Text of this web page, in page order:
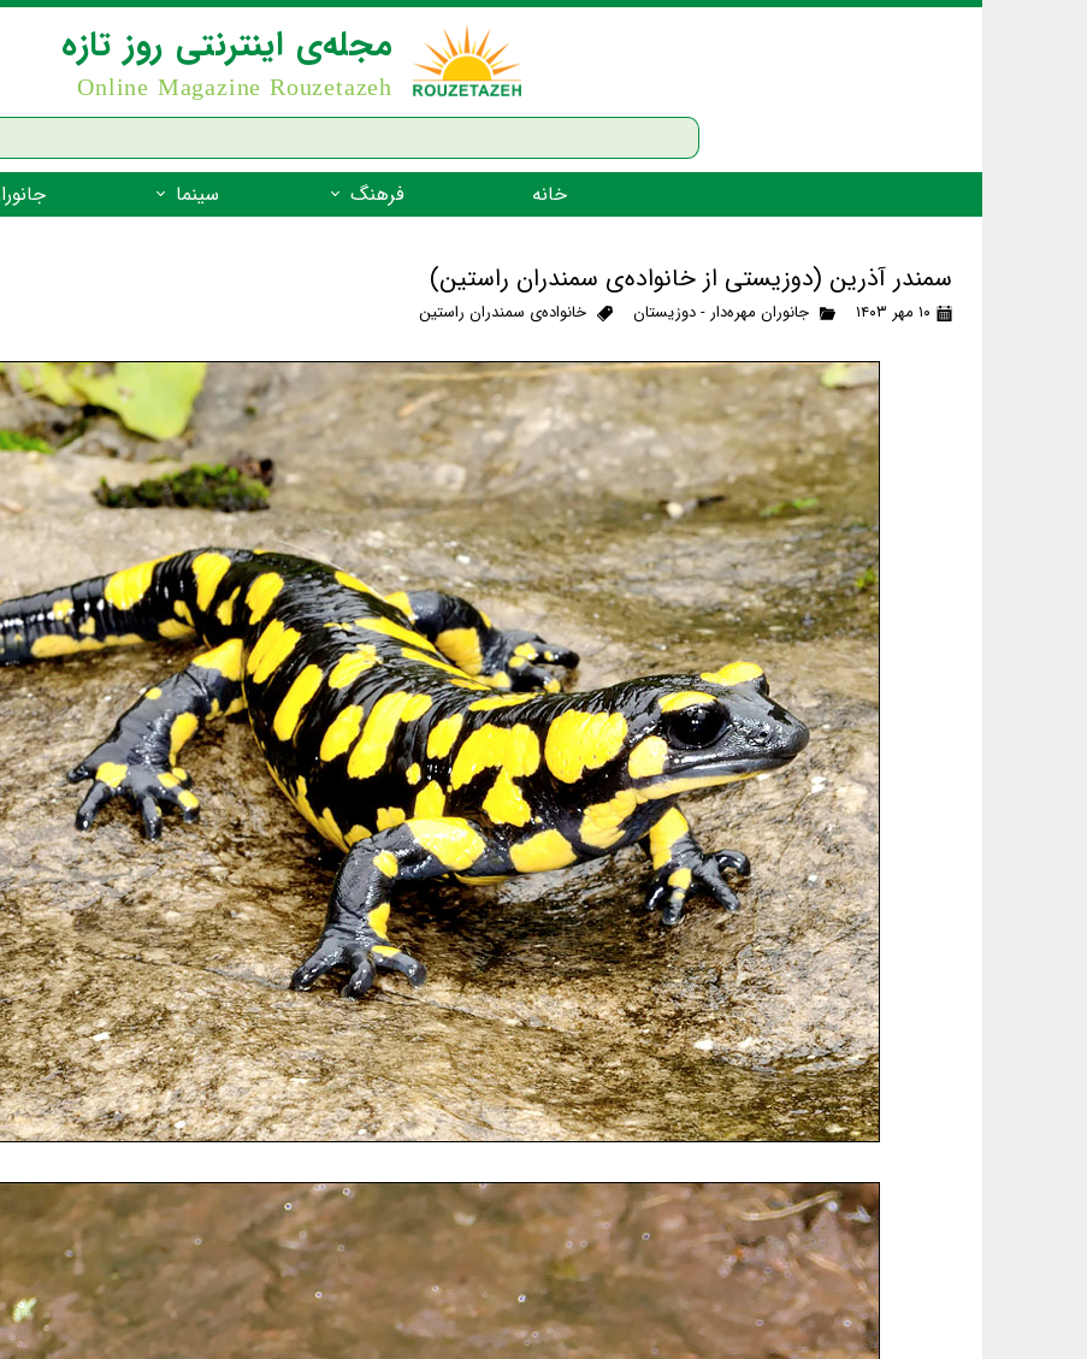
مجله‌ی اینترنتی روز تازه
Online Magazine Rouzetazeh
خانه فرهنگ
ضرب المثل
شعر فارسی
زندگینامه‌ی بزرگان
گفتاورد
سینما
جانوران
جانوران
جانوران
سمندر آذرین (دوزیستی از خانواده‌ی سمندران راستین)
۱۰ مهر ۱۴۰۳ جانوران مهره‌دار - دوزیستان خانواده‌ی سمندران راستین